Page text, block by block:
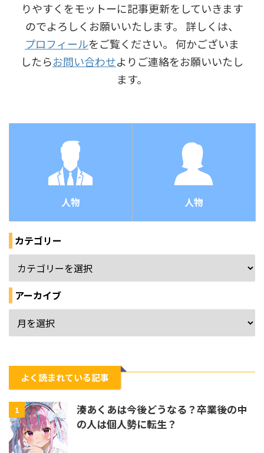
りやすくをモットーに記事更新をしていきます
のでよろしくお願いいたします。 詳しくは、
プロフィールをご覧ください。 何かございま
したらお問い合わせよりご連絡をお願いいたし
ます。
人物 人物
カテゴリー
アーカイブ
よく読まれている記事
1
湊あくあは今後どうなる？卒業後の中
の人は個人勢に転生？